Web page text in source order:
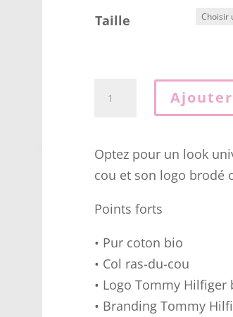
Taille
SHIRT
TH
À
LOGO
UNIVERSITAIRE
BRODÉ
04KK
Optez pour un look
cou et son logo brodé
Points forts
• Pur coton bio
• Col ras-du-cou
• Logo Tommy
• Branding Tommy